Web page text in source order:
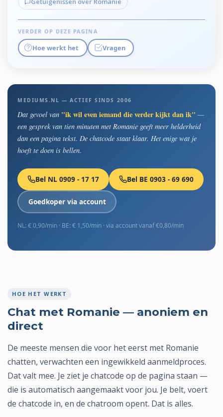
VERDER OP DEZE PAGINA
Hoe werkt het Vragen
MEDIUMS.NL — ACTIEF SINDS 2006
Dat gevoel van "ik wil even iemand die verder kijkt dan ik" —
een gesprek van tien minuten met Romanie geeft meer helderheid
dan een pagina tekst. De chatcode staat klaar. Het enige wat je
hoeft te doen is bellen.
Bel NL 0909 - 17 17 Bel BE 0903 - 69 690
Goedkoper via account
NL: € 0,90/min · BE: € 1,50/min · via account vanaf €0,80/min
HOE HET WERKT
Chat met Romanie — anoniem en
direct
De meeste mensen die voor het eerst met Romanie
chatten, verwachten een ingewikkeld aanmeldproces.
Dat valt mee. Je ziet je chatcode op de pagina staan —
die is automatisch aangemaakt voor jou. Je belt, voert
de chatcode in, en de chatroom opent. Dat is alles.